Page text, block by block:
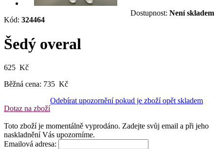
Kód: 324464
Dostupnost: Není skladem
Šedý overal
625 Kč
Běžná cena: 735 Kč
Dotaz na zboží
Odebírat upozornění pokud je zboží opět skladem
Toto zboží je momentálně vyprodáno. Zadejte svůj email a při jeho
naskladnění Vás upozorníme.
Emailová adresa: